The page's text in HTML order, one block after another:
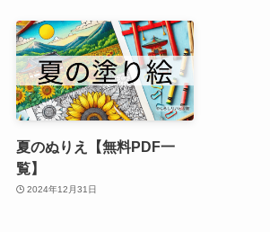
夏のぬりえ【無料PDF一
覧】
2024年12月31日